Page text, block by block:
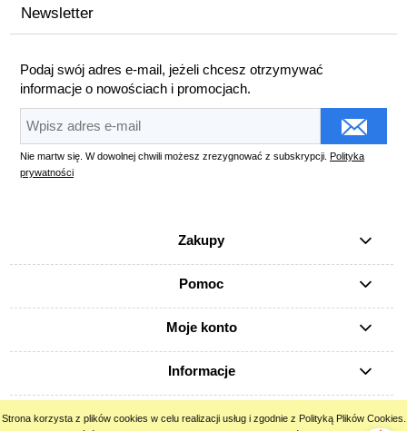
Strona korzysta z plików cookies w celu realizacji usług i zgodnie z Polityką Plików Cookies.
Newsletter
Podaj swój adres e-mail, jeżeli chcesz otrzymywać
informacje o nowościach i promocjach.
Nie martw się. W dowolnej chwili możesz zrezygnować z subskrypcji. Polityka
prywatności
Zakupy
Pomoc
Moje konto
Informacje